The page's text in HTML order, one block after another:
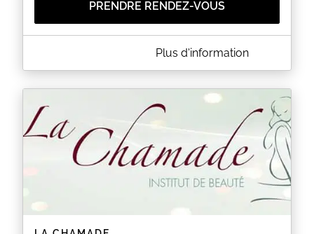
PRENDRE RENDEZ-VOUS
A PROPOS DE [COMPTEMODÈLE]:BEAUTÉ ET BIEN-
clients de réserver chez vous dès quils y pensent.
savent quils peuvent réserver en quelques clics ou
depuis leur smartphone, même quand vous êtes
fermé.
La réservation en ligne est un formidable moyen de
doper vos réservations et de fidéliser vos clients.
EN SAVOIR PLUS
Plus d'information